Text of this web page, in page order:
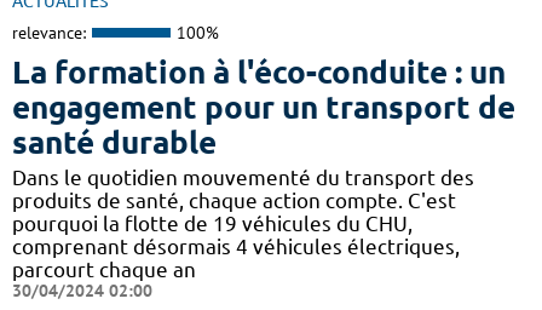
relevance: 100%
La formation à l'éco-conduite : un
engagement pour un transport de
santé durable
Dans le quotidien mouvementé du transport des
produits de santé, chaque action compte. C'est
pourquoi la flotte de 19 véhicules du CHU,
comprenant désormais 4 véhicules électriques,
parcourt chaque an
30/04/2024 02:00